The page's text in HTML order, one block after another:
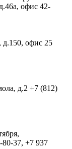
офис 42-
д.150, офис 25
д.2 +7 (812)
80-37, +7 937